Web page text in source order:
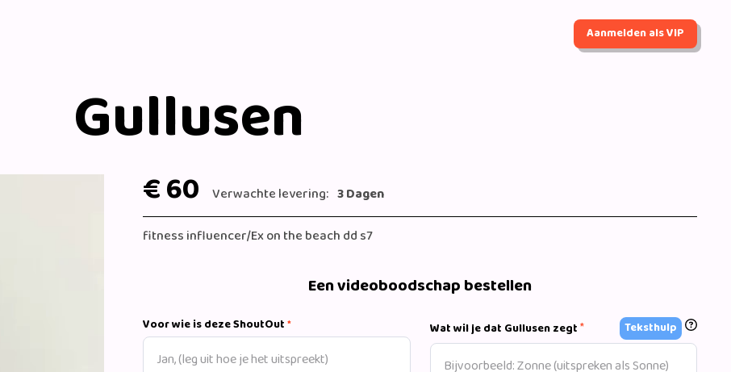
Aanmelden als VIP
Gullusen
€ 60 Verwachte levering: 3 Dagen
fitness influencer/Ex on the beach dd s7
Een videoboodschap bestellen
Voor wie is deze ShoutOut* Wat wil je dat Gullusen zegt* Teksthulp